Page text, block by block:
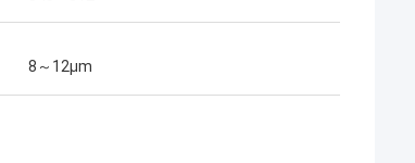
8～12μm